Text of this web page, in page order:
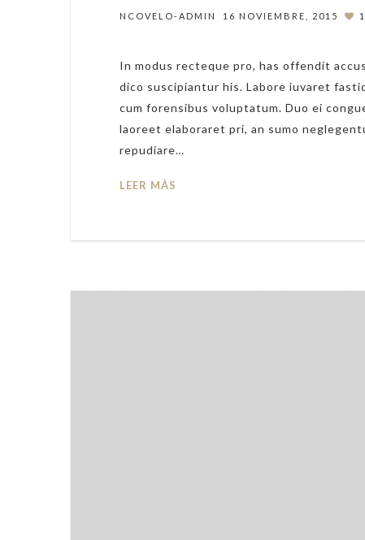
NCOVELO-ADMIN 16 NOVIEMBRE, 2015 1
In modus recteque pro, has offendit
dico suscipiantur his. Labore iuvaret
cum forensibus voluptatum. Duo ei
laoreet elaboraret pri, an sumo
repudiare…
LEER MÁS